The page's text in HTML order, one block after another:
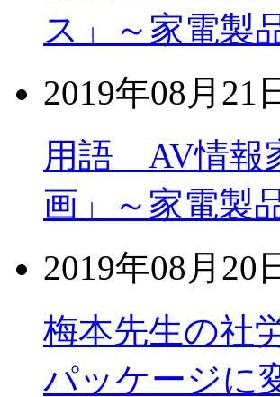
ス」～家電製
2019年08月21
用語 AV情報
画」～家電製
2019年08月20
梅本先生の社
パッケージに